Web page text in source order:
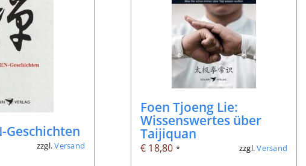
Geschichten
zzgl.Versand
Foen Tjoeng Lie:
Wissenswertes über
Taijiquan
€ 18,80 * zzgl.Versand